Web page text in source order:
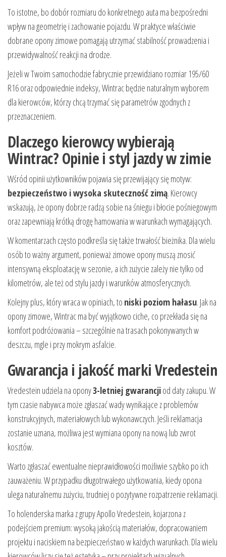
To istotne, bo dobór rozmiaru do konkretnego auta ma bezpośredni
wpływ na geometrię i zachowanie pojazdu. W praktyce właściwie
dobrane opony zimowe pomagają utrzymać stabilność prowadzenia i
przewidywalność reakcji na drodze.
Jeżeli w Twoim samochodzie fabrycznie przewidziano rozmiar 195/60
R16 oraz odpowiednie indeksy, Wintrac będzie naturalnym wyborem
dla kierowców, którzy chcą trzymać się parametrów zgodnych z
przeznaczeniem.
Dlaczego kierowcy wybierają
Wintrac? Opinie i styl jazdy w zimie
Wśród opinii użytkowników pojawia się przewijający się motyw:
bezpieczeństwo i wysoka skuteczność zimą. Kierowcy
wskazują, że opony dobrze radzą sobie na śniegu i błocie pośniegowym
oraz zapewniają krótką drogę hamowania w warunkach wymagających.
W komentarzach często podkreśla się także trwałość bieżnika. Dla wielu
osób to ważny argument, ponieważ zimowe opony muszą znosić
intensywną eksploatację w sezonie, a ich zużycie zależy nie tylko od
kilometrów, ale też od stylu jazdy i warunków atmosferycznych.
Kolejny plus, który wraca w opiniach, to niski poziom hałasu. Jak na
opony zimowe, Wintrac ma być wyjątkowo ciche, co przekłada się na
komfort podróżowania – szczególnie na trasach pokonywanych w
deszczu, mgle i przy mokrym asfalcie.
Gwarancja i jakość marki Vredestein
Vredestein udziela na opony3-letniej gwarancjiod daty zakupu. W
tym czasie nabywca może zgłaszać wady wynikające z problemów
konstrukcyjnych, materiałowych lub wykonawczych. Jeśli reklamacja
zostanie uznana, możliwa jest wymiana opony na nową lub zwrot
kosztów.
Warto zgłaszać ewentualne nieprawidłowości możliwie szybko po ich
zauważeniu. W przypadku długotrwałego użytkowania, kiedy opona
ulega naturalnemu zużyciu, trudniej o pozytywne rozpatrzenie reklamacji.
To holenderska marka z grupy Apollo Vredestein, kojarzona z
podejściem premium: wysoką jakością materiałów, dopracowaniem
projektu i naciskiem na bezpieczeństwo w każdych warunkach. Dla wielu